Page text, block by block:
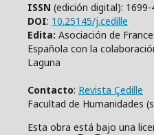
ISSN (edición digital): 1699-
DOI: 10.25145/j.cedille
Edita: Asociación de
Española con la
Laguna
Contacto: Revista Çedille
Facultad de Humanidades
Esta obra está bajo una